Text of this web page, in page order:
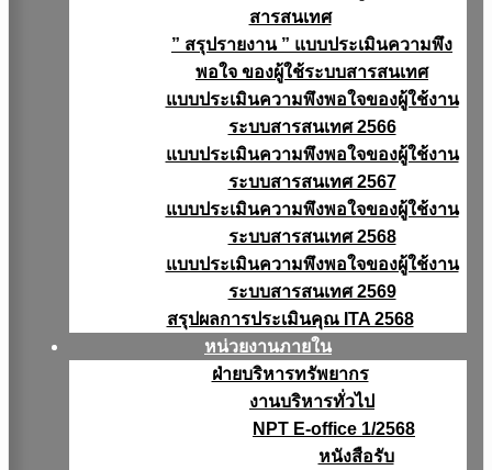
สารสนเทศ
” สรุปรายงาน ” แบบประเมินความพึง
พอใจ ของผู้ใช้ระบบสารสนเทศ
แบบประเมินความพึงพอใจของผู้ใช้งาน
ระบบสารสนเทศ 2566
แบบประเมินความพึงพอใจของผู้ใช้งาน
ระบบสารสนเทศ 2567
แบบประเมินความพึงพอใจของผู้ใช้งาน
ระบบสารสนเทศ 2568
แบบประเมินความพึงพอใจของผู้ใช้งาน
ระบบสารสนเทศ 2569
สรุปผลการประเมินคุณ ITA 2568
หน่วยงานภายใน
ฝ่ายบริหารทรัพยากร
งานบริหารทั่วไป
NPT E-office 1/2568
หนังสือรับ